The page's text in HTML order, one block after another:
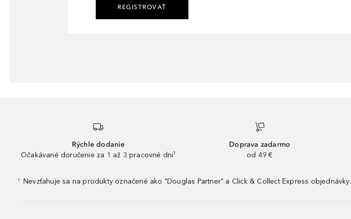
REGISTROVAŤ
Rýchle dodanie
Očakávané doručenie za 1 až 3 pracovné dni¹
Doprava zadarmo
od 49 €
¹ Nevzťahuje sa na produkty označené ako "Douglas Partner" a Click & Collect Express objednávky.